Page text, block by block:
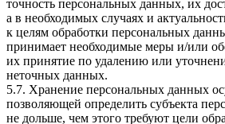
точность персональных данных, их
а в необходимых случаях и
к целям обработки персональных
принимает необходимые меры и/или
их принятие по удалению или
неточных данных.
5.7. Хранение персональных данных
позволяющей определить субъекта
не дольше, чем этого требуют цели